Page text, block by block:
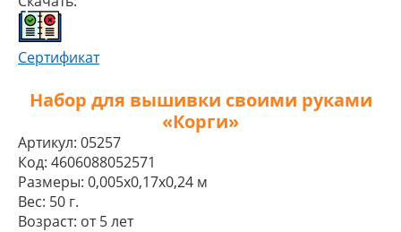
Сертификат
Набор для вышивки своими руками
«Корги»
Артикул: 05257
Код: 4606088052571
Размеры: 0,005x0,17x0,24 м
Вес: 50 г.
Возраст: от 5 лет